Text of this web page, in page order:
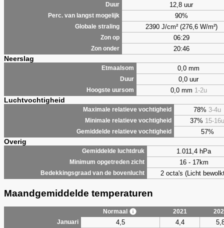
Duur 12,8 uur
Perc. van langst mogelijk 90%
Globale straling 2390 J/cm² (276,6 W/m²)
Zon op 06:29
Zon onder 20:46
Neerslag
Etmaalsom 0,0 mm
Duur 0,0 uur
Hoogste uursom 0,0 mm 1-2u
Luchtvochtigheid
Maximale relatieve vochtigheid 78% 3-4u
Minimale relatieve vochtigheid 37% 15-16u
Gemiddelde relatieve vochtigheid 57%
Overig
Gemiddelde luchtdruk 1.011,4 hPa
Minimum opgetreden zicht 16 - 17km
Bedekkingsgraad van de bovenlucht 2 octa's (Licht
Maandgemiddelde temperaturen
Normaal 2021
Januari
4,5 4,4